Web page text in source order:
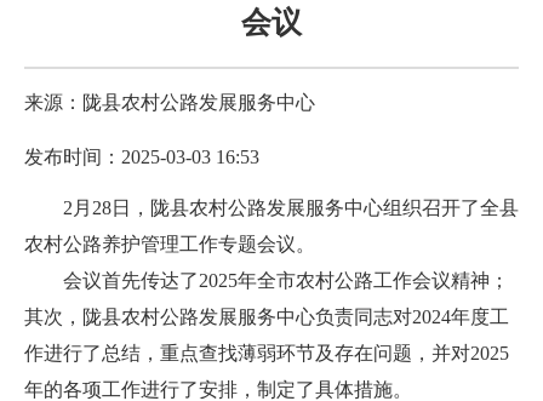
会议
来源：陇县农村公路发展服务中心
发布时间：2025-03-03 16:53
2月28日，陇县农村公路发展服务中心组织召开了全县
农村公路养护管理工作专题会议。
会议首先传达了2025年全市农村公路工作会议精神；
其次，陇县农村公路发展服务中心负责同志对2024年度工
作进行了总结，重点查找薄弱环节及存在问题，并对2025
年的各项工作进行了安排，制定了具体措施。